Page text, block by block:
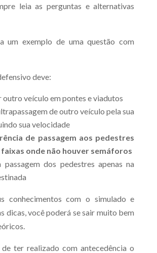
leia as perguntas e alternativas
um exemplo de uma questão com
deve:
outro veículo em pontes e viadutos
de outro veículo pela sua
sua velocidade
de passagem aos pedestres
onde não houver semáforos
passagem dos pedestres apenas na
conhecimentos com o simulado e
dicas, você poderá se sair muito bem
ter realizado com antecedência o